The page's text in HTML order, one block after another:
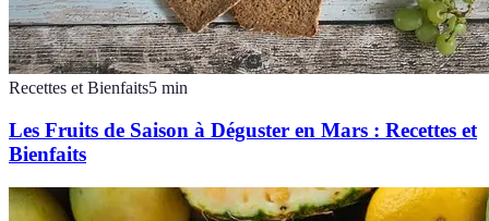
Recettes et Bienfaits5 min
Les Fruits de Saison à Déguster en Mars : Recettes et
Bienfaits